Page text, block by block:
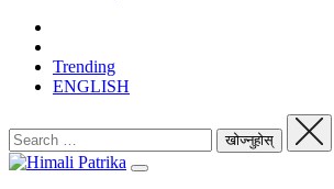
Trending
ENGLISH